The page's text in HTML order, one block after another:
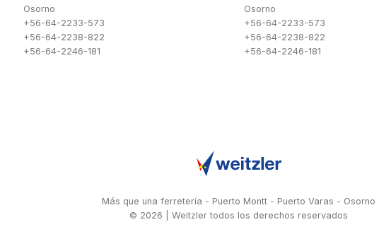
Osorno
+56-64-2233-573
+56-64-2238-822
+56-64-2246-181
Osorno
+56-64-2233-573
+56-64-2238-822
+56-64-2246-181
Más que una ferretería - Puerto Montt - Puerto Varas - Osorno
© 2026 | Weitzler todos los derechos reservados